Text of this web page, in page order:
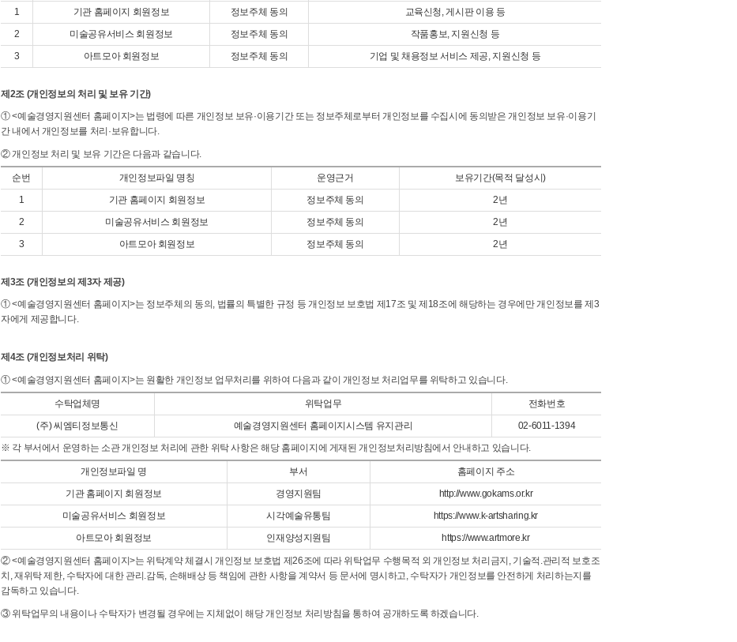
1
기관 홈페이지 회원정보 정보주체 동의
교육신청, 게시판 이용 등
2
미술공유서비스 회원정보 정보주체 동의
작품홍보, 지원신청 등
3
아트모아 회원정보 정보주체 동의 기업 및 채용정보 서비스 제공, 지원신청 등
제2조 (개인정보의 처리 및 보유 기간)
① <예술경영지원센터 홈페이지>는 법령에 따른 개인정보 보유·이용기간 또는 정보주체로부터 개인정보를 수집시에 동의받은 개인정보 보유·이용기
간 내에서 개인정보를 처리·보유합니다.
② 개인정보 처리 및 보유 기간은 다음과 같습니다.
순번 개인정보파일 명칭 운영근거
보유기간(목적 달성시)
1
기관 홈페이지 회원정보 정보주체 동의
2년
2
미술공유서비스 회원정보 정보주체 동의
2년
3
아트모아 회원정보 정보주체 동의 2년
제3조 (개인정보의 제3자 제공)
① <예술경영지원센터 홈페이지>는 정보주체의 동의, 법률의 특별한 규정 등 개인정보 보호법 제17조 및 제18조에 해당하는 경우에만 개인정보를 제3
자에게 제공합니다.
제4조 (개인정보처리 위탁)
① <예술경영지원센터 홈페이지>는 원활한 개인정보 업무처리를 위하여 다음과 같이 개인정보 처리업무를 위탁하고 있습니다.
수탁업체명 위탁업무
전화번호
(주) 씨엠티정보통신
예술경영지원센터 홈페이지시스템 유지관리 02-6011-1394
※ 각 부서에서 운영하는 소관 개인정보 처리에 관한 위탁 사항은 해당 홈페이지에 게재된 개인정보처리방침에서 안내하고 있습니다.
개인정보파일 명 부서
홈페이지 주소
기관 홈페이지 회원정보
경영지원팀
http://www.gokams.or.kr
미술공유서비스 회원정보
시각예술유통팀
https://www.k-artsharing.kr
아트모아 회원정보
인재양성지원팀 https://www.artmore.kr
② <예술경영지원센터 홈페이지>는 위탁계약 체결시 개인정보 보호법 제26조에 따라 위탁업무 수행목적 외 개인정보 처리금지, 기술적.관리적 보호조
치, 재위탁 제한, 수탁자에 대한 관리.감독, 손해배상 등 책임에 관한 사항을 계약서 등 문서에 명시하고, 수탁자가 개인정보를 안전하게 처리하는지를
감독하고 있습니다.
③ 위탁업무의 내용이나 수탁자가 변경될 경우에는 지체없이 해당 개인정보 처리방침을 통하여 공개하도록 하겠습니다.